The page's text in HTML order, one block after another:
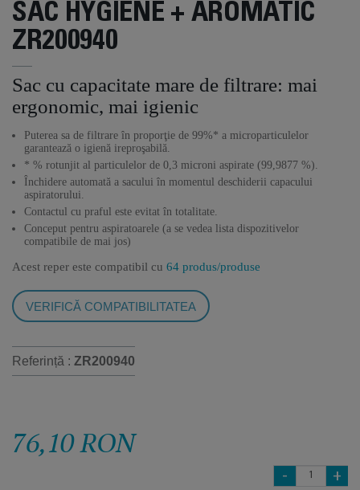
SAC HYGIENE + AROMATIC
ZR200940
Sac cu capacitate mare de filtrare: mai
ergonomic, mai igienic
Puterea sa de filtrare în proporţie de 99%* a microparticulelor
garantează o igienă ireproşabilă.
* % rotunjit al particulelor de 0,3 microni aspirate (99,9877 %).
Închidere automată a sacului în momentul deschiderii capacului
aspiratorului.
Contactul cu praful este evitat în totalitate.
Conceput pentru aspiratoarele (a se vedea lista dispozitivelor
compatibile de mai jos)
Acest reper este compatibil cu 64 produs/produse
VERIFICĂ COMPATIBILITATEA
Referință : ZR200940
76,10 RON
- +